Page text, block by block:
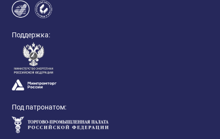
Поддержка:
Под патронатом: